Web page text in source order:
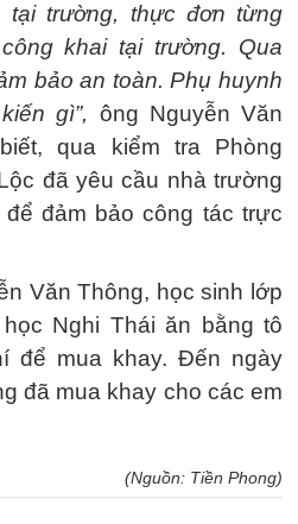
trường, thực đơn từng
khai tại trường. Qua
bảo an toàn. Phụ huynh
gì”, ông Nguyễn Văn
qua kiểm tra Phòng
đã yêu cầu nhà trường
đảm bảo công tác trực
Văn Thông, học sinh lớp
Nghi Thái ăn bằng tô
để mua khay. Đến ngày
đã mua khay cho các em
(Nguồn: Tiền Phong)